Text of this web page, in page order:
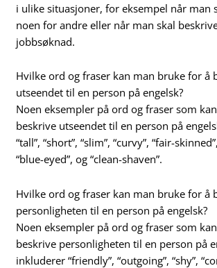
i ulike situasjoner, for eksempel når man
noen for andre eller når man skal
jobbsøknad.
Hvilke ord og fraser kan man bruke for å
utseendet til en person på engelsk?
Noen eksempler på ord og fraser som
beskrive utseendet til en person på
“tall”, “short”, “slim”, “curvy”, “fair-
“blue-eyed”, og “clean-shaven”.
Hvilke ord og fraser kan man bruke for å
personligheten til en person på engelsk?
Noen eksempler på ord og fraser som
beskrive personligheten til en person på
inkluderer “friendly”, “outgoing”, “shy”,